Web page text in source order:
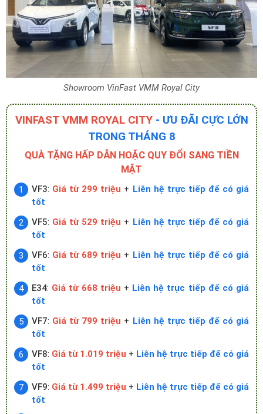
Showroom VinFast VMM Royal City
VINFAST VMM ROYAL CITY- ƯU ĐÃI CỰC LỚN
TRONG THÁNG 8
QUÀ TẶNG HẤP DẪN HOẶC QUY ĐỔI SANG TIỀN
MẶT
VF3: Giá từ 299 triệu + Liên hệ trực tiếp để có giá
tốt
VF5: Giá từ 529 triệu + Liên hệ trực tiếp để có giá
tốt
VF6: Giá từ 689 triệu + Liên hệ trực tiếp để có giá
tốt
E34: Giá từ 668 triệu + Liên hệ trực tiếp để có giá
tốt
VF7: Giá từ 799 triệu + Liên hệ trực tiếp để có giá
tốt
VF8: Giá từ 1.019 triệu + Liên hệ trực tiếp để có giá
tốt
VF9: Giá từ 1.499 triệu + Liên hệ trực tiếp để có giá
tốt